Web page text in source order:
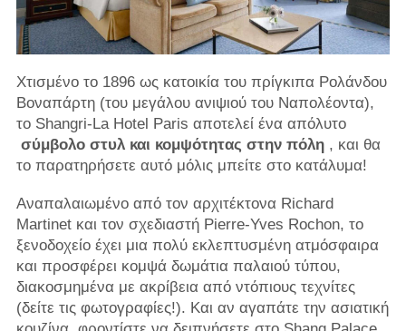
Χτισμένο το 1896 ως κατοικία του πρίγκιπα Ρολάνδου
Βοναπάρτη (του μεγάλου ανιψιού του Ναπολέοντα),
το Shangri-La Hotel Paris αποτελεί ένα απόλυτο
σύμβολο στυλ και κομψότητας στην πόλη, και θα
το παρατηρήσετε αυτό μόλις μπείτε στο κατάλυμα!
Αναπαλαιωμένο από τον αρχιτέκτονα Richard
Martinet και τον σχεδιαστή Pierre-Yves Rochon, το
ξενοδοχείο έχει μια πολύ εκλεπτυσμένη ατμόσφαιρα
και προσφέρει κομψά δωμάτια παλαιού τύπου,
διακοσμημένα με ακρίβεια από ντόπιους τεχνίτες
(δείτε τις φωτογραφίες!). Και αν αγαπάτε την ασιατική